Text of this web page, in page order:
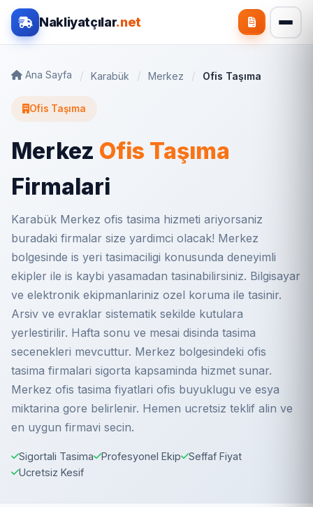
Nakliyatçılar.net
Ana Sayfa Karabük Merkez Ofis Taşıma
Ofis Taşıma
Merkez Ofis Taşıma
Firmalari
Karabük Merkez ofis tasima hizmeti ariyorsaniz
buradaki firmalar size yardimci olacak! Merkez
bolgesinde is yeri tasimaciligi konusunda deneyimli
ekipler ile is kaybi yasamadan tasinabilirsiniz. Bilgisayar
ve elektronik ekipmanlariniz ozel koruma ile tasinir.
Arsiv ve evraklar sistematik sekilde kutulara
yerlestirilir. Hafta sonu ve mesai disinda tasima
secenekleri mevcuttur. Merkez bolgesindeki ofis
tasima firmalari sigorta kapsaminda hizmet sunar.
Merkez ofis tasima fiyatlari ofis buyuklugu ve esya
miktarina gore belirlenir. Hemen ucretsiz teklif alin ve
en uygun firmavi secin.
Sigortali Tasima Profesyonel Ekip
Seffaf Fiyat
Ucretsiz Kesif